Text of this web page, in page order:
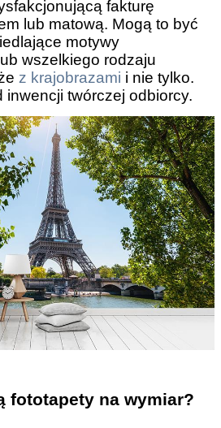
fakturę
lub matową. Mogą to być
motywy
wszelkiego rodzaju
z krajobrazami i nie tylko.
twórczej odbiorcy.
fototapety na wymiar?